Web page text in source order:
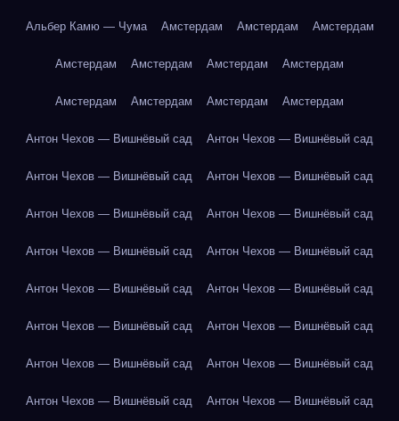
Альбер Камю — Чума Амстердам Амстердам Амстердам
Амстердам Амстердам Амстердам Амстердам
Амстердам Амстердам Амстердам Амстердам
Антон Чехов — Вишнёвый сад Антон Чехов — Вишнёвый сад
Антон Чехов — Вишнёвый сад Антон Чехов — Вишнёвый сад
Антон Чехов — Вишнёвый сад Антон Чехов — Вишнёвый сад
Антон Чехов — Вишнёвый сад Антон Чехов — Вишнёвый сад
Антон Чехов — Вишнёвый сад Антон Чехов — Вишнёвый сад
Антон Чехов — Вишнёвый сад Антон Чехов — Вишнёвый сад
Антон Чехов — Вишнёвый сад Антон Чехов — Вишнёвый сад
Антон Чехов — Вишнёвый сад Антон Чехов — Вишнёвый сад